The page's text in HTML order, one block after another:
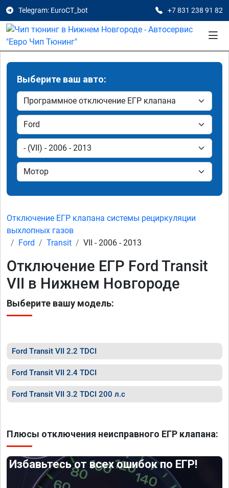
Telegram: EuroCT_bot +7 831 238 91 82
Выберите ваш авто:
Отключение ЕГР клапана системы рециркуляции
выхлопных газов
Ford
Transit VII - 2006 - 2013
Отключение ЕГР Ford Transit
VII в Нижнем Новгороде
Выберите вашу модель:
Ford Transit VII 2.2 TDCI
Ford Transit VII 2.4 TDCI
Ford Transit VII 3.2 TDCI 200 л.с
Плюсы отключения неисправного ЕГР клапана:
Избавьтесь от всех ошибок по ЕГР!